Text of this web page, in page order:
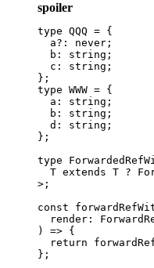
spoiler
type QQQ = {
  a?: never;
  b: string;
  c: string;
};
type WWW = {
  a: string;
  b: string;
  d: string;
};
type
T extends T ?
>;
const
render:
) => {
return
};